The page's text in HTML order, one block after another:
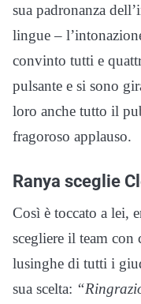
sua padronanza
lingue –
convinto tutti e
pulsante e si sono
loro anche tutto il
fragoroso applauso.
Ranya sceglie
Così è toccato a lei,
scegliere il team con
lusinghe di tutti i
sua scelta: